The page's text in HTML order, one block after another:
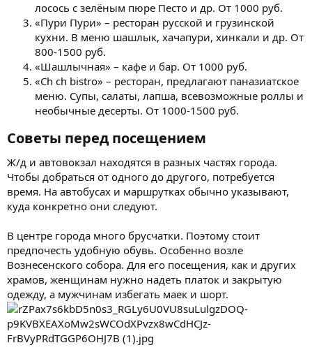
лосось с зелёным пюре Песто и др. От 1000 руб.
«Пури Пури» – ресторан русской и грузинской
кухни. В меню шашлык, хачапури, хинкали и др. От
800-1500 руб.
«Шашлычная» – кафе и бар. От 1000 руб.
«Ch ch bistro» – ресторан, предлагают паназиатское
меню. Супы, салаты, лапша, всевозможные роллы и
необычные десерты. От 1000-1500 руб.
Советы перед посещением​
Ж/д и автовокзал находятся в разных частях города.
Чтобы добраться от одного до другого, потребуется
время. На автобусах и маршрутках обычно указывают,
куда конкретно они следуют.
В центре города много брусчатки. Поэтому стоит
предпочесть удобную обувь. Особенно возле
Вознесенского собора. Для его посещения, как и других
храмов, женщинам нужно надеть платок и закрытую
одежду, а мужчинам избегать маек и шорт.